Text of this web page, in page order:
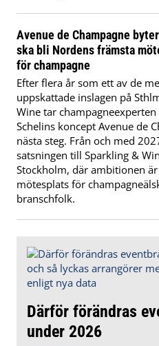
Avenue de Champagne
ska bli Nordens främsta
för champagne
Efter flera år som ett av de
uppskattade inslagen på
Wine tar
Schelins koncept Avenue de
nästa steg. Från och med
satsningen till Sparkling &
Stockholm, där ambitionen
mötesplats för
branschfolk.
Därför förändras
under 2026